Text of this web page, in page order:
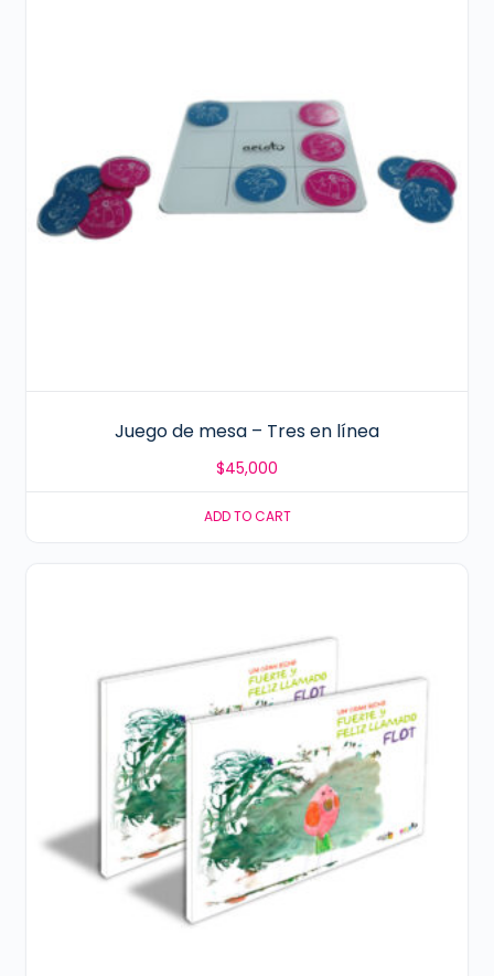
Juego de mesa – Tres en línea
$45,000
ADD TO CART